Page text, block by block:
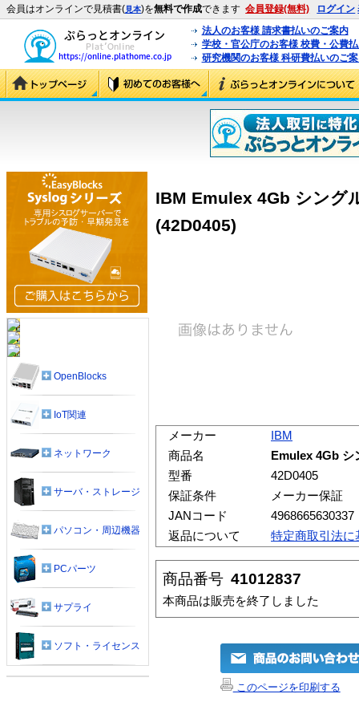
会員はオンラインで見積書(見本)を無料で作成できます 会員登録(無料) ログイン
法人のお客様 請求書払いのご案内
学校・官公庁のお客様 校費・公費
研究機関のお客様 科研費払いのご
IBM Emulex 4Gb シング
(42D0405)
メーカー
IBM
商品名
Emulex 4Gb シ
型番
42D0405
保証条件
メーカー保証
JANコード
4968665630337
返品について
特定商取引法に
商品番号 41012837
本商品は販売を終了しました
このページを印刷する
OpenBlocks
IoT関連
ネットワーク
サーバ・ストレージ
パソコン・周辺機器
PCパーツ
サプライ
ソフト・ライセンス